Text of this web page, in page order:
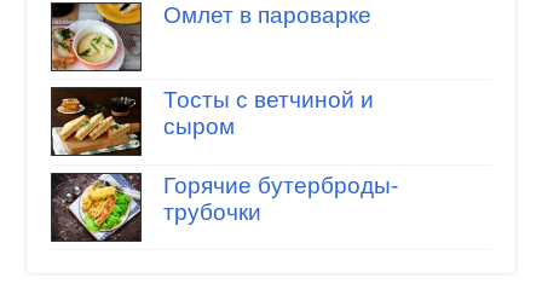
Омлет в пароварке
Тосты с ветчиной и
сыром
Горячие бутерброды-
трубочки